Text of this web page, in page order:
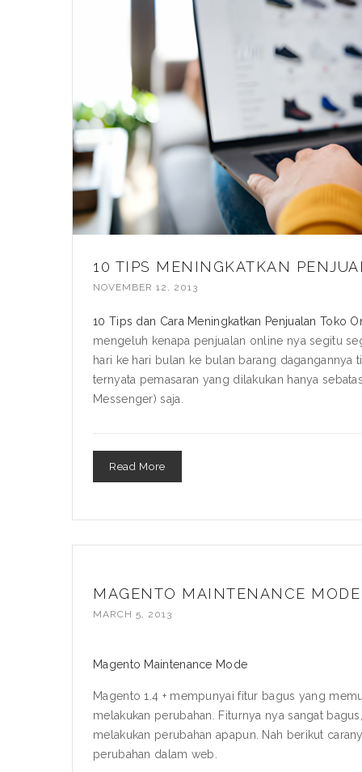
10 TIPS MENINGKATKAN
NOVEMBER 12, 2013
10 Tips dan Cara Meningkatkan Penjualan Toko
mengeluh kenapa penjualan online nya segitu
hari ke hari bulan ke bulan barang
ternyata pemasaran yang dilakukan hanya
Messenger) saja.
Read More
MAGENTO MAINTENANCE MODE
MARCH 5, 2013
Magento Maintenance Mode
Magento 1.4 + mempunyai fitur bagus yang
melakukan perubahan. Fiturnya nya sangat
melakukan perubahan apapun. Nah berikut
perubahan dalam web.